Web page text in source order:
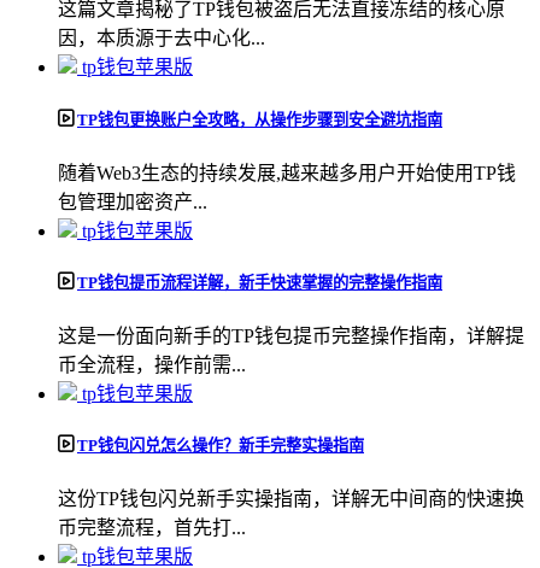
这篇文章揭秘了TP钱包被盗后无法直接冻结的核心原
因，本质源于去中心化...
tp钱包苹果版
TP钱包更换账户全攻略，从操作步骤到安全避坑指南
随着Web3生态的持续发展,越来越多用户开始使用TP钱
包管理加密资产...
tp钱包苹果版
TP钱包提币流程详解，新手快速掌握的完整操作指南
这是一份面向新手的TP钱包提币完整操作指南，详解提
币全流程，操作前需...
tp钱包苹果版
TP钱包闪兑怎么操作？新手完整实操指南
这份TP钱包闪兑新手实操指南，详解无中间商的快速换
币完整流程，首先打...
tp钱包苹果版